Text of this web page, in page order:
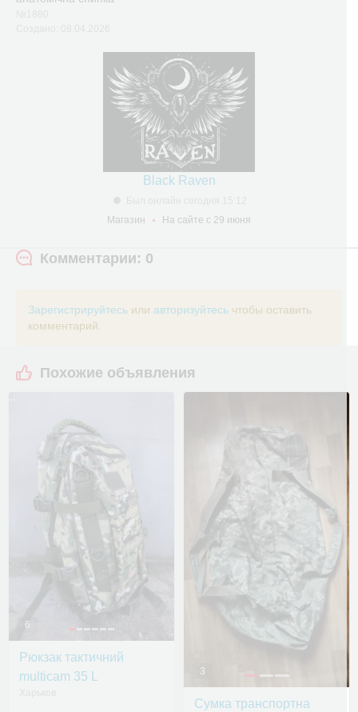
Black Raven
Магазин
На сайте с 29 июня
Комментарии: 0
Зарегистрируйтесь или авторизуйтесь чтобы оставить
комментарий.
Похожие объявления
6
Рюкзак тактичний
multicam 35 L
3
Сумка транспортна